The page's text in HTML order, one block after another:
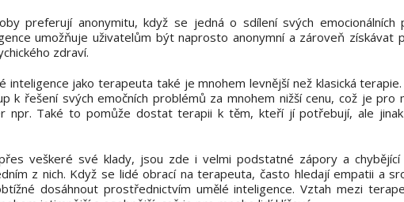
preferují anonymitu, když se jedná o sdílení svých emocionálních
umožňuje uživatelům být naprosto anonymní a zároveň získávat
zdraví.
inteligence jako terapeuta také je mnohem levnější než klasická
k řešení svých emočních problémů za mnohem nižší cenu, což je pro
npr. Také to pomůže dostat terapii k těm, kteří jí potřebují, ale
veškeré své klady, jsou zde i velmi podstatné zápory a
z nich. Když se lidé obrací na terapeuta, často hledají empatii a
dosáhnout prostřednictvím umělé inteligence. Vztah mezi